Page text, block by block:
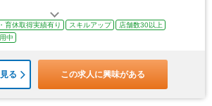
育休取得実績有り スキルアップ
店舗数30以上
中
る この求人に興味がある